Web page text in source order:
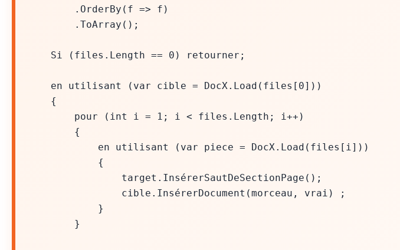
.OrderBy(f => f)
.ToArray();
Si (files.Length == 0) retourner;
en utilisant (var cible = DocX.Load(files[0]))
{
pour (int i = 1; i < files.Length; i++)
{
en utilisant (var piece = DocX.Load(files[i]))
{
target.InsérerSautDeSectionPage();
cible.InsérerDocument(morceau, vrai) ;
}
}